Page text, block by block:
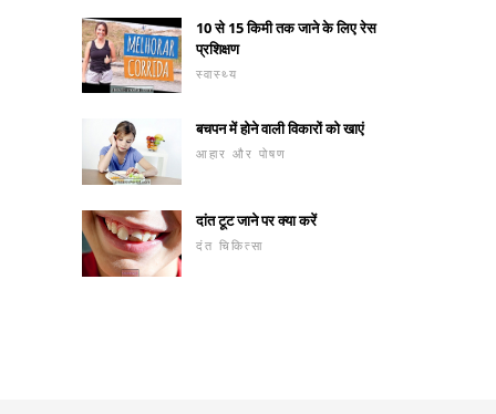
10 से 15 किमी तक जाने के लिए रेस
प्रशिक्षण
स्वास्थ्य
बचपन में होने वाली विकारों को खाएं
आहार और पोषण
दांत टूट जाने पर क्या करें
दंत चिकित्सा